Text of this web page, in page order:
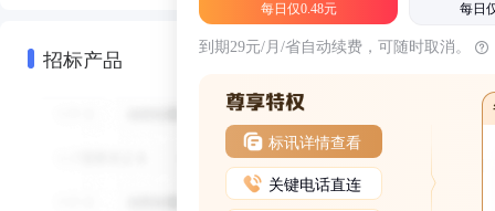
招标产品
每日仅0.48元 每日
到期29元/月/省自动续费，可随时取消。
标讯详情查看
关键电话直连